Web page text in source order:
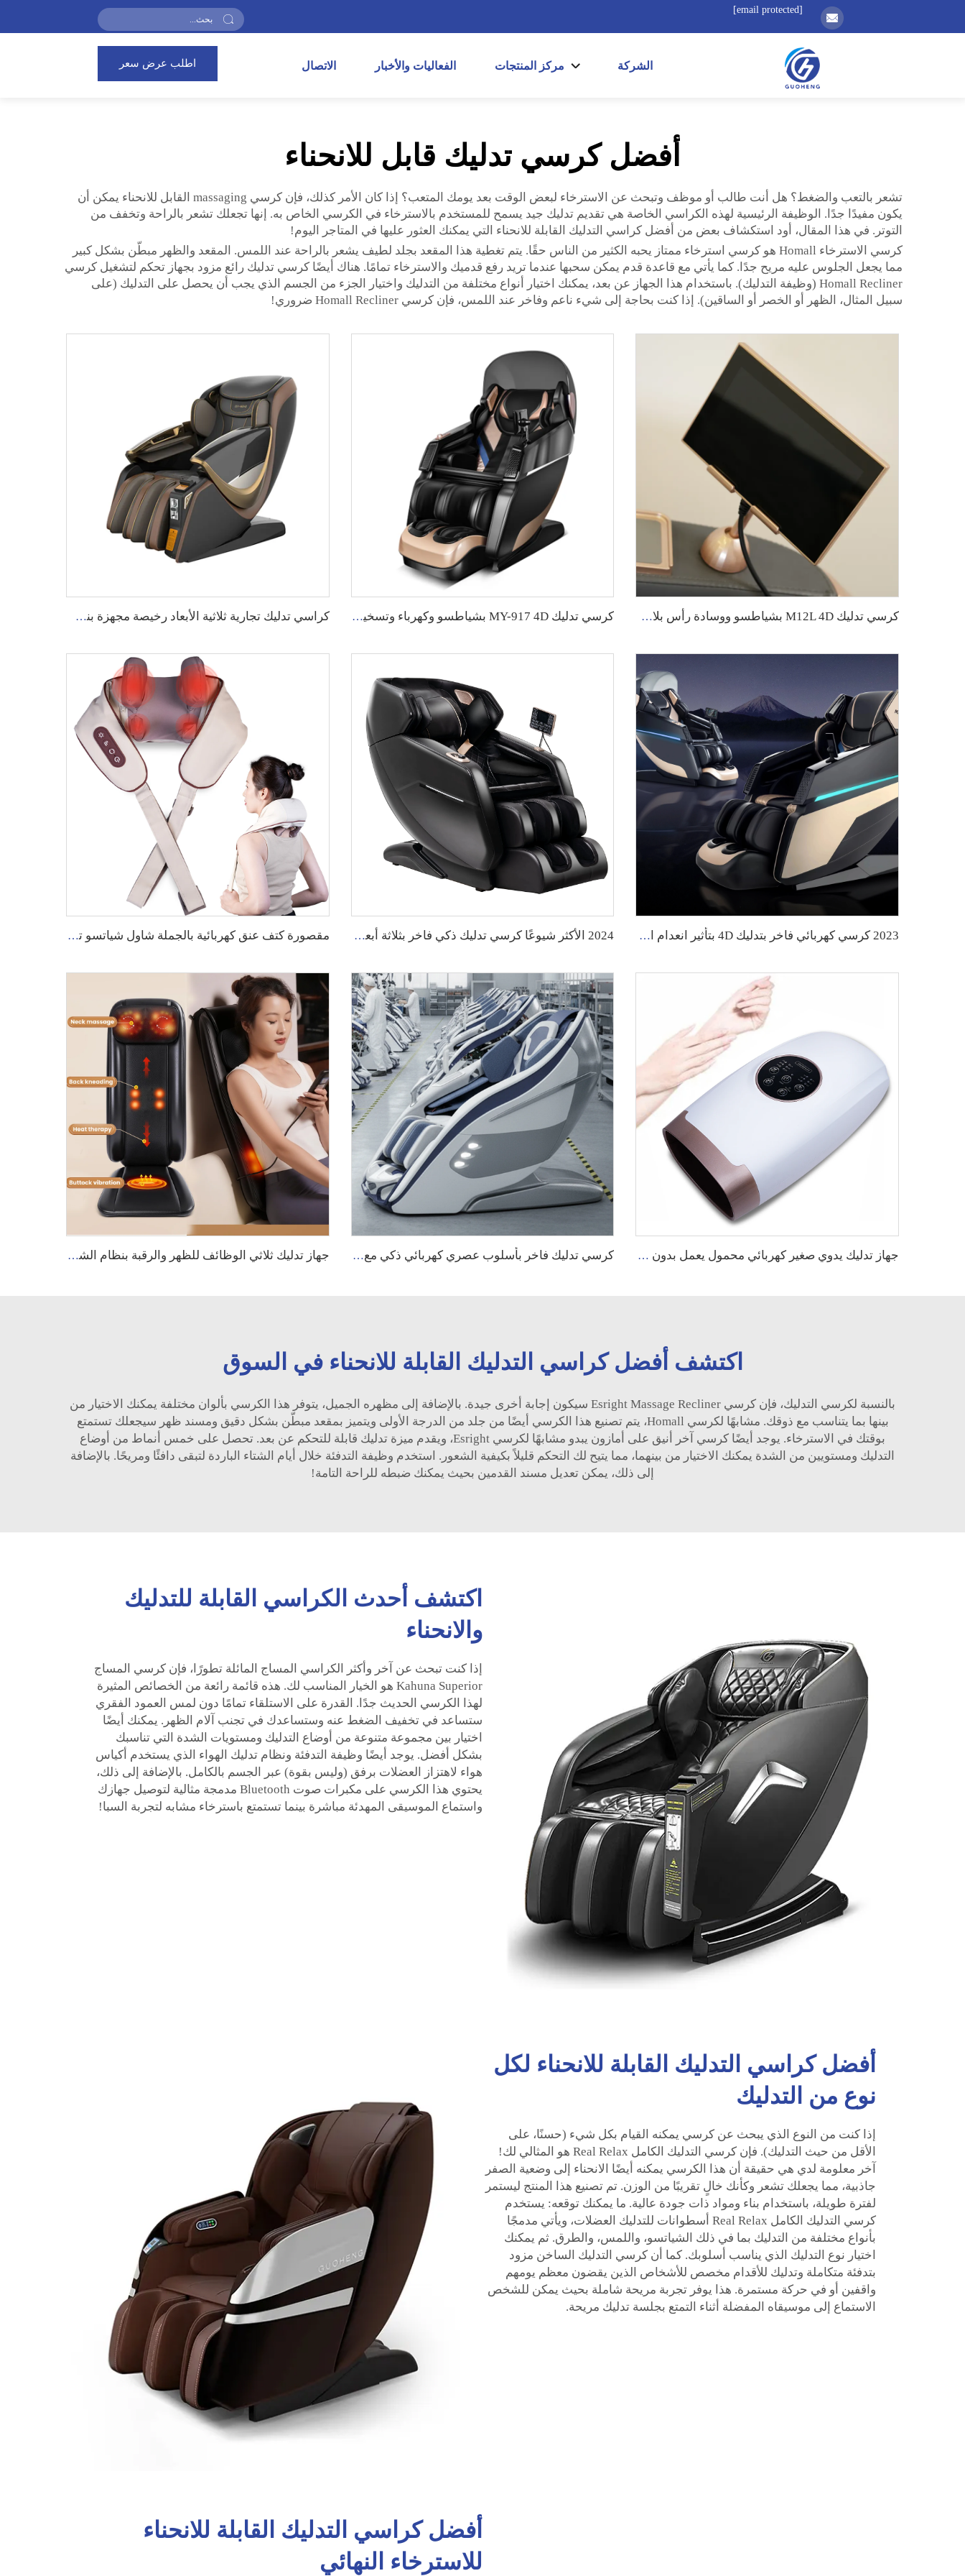
[email protected]
الشركة مركز المنتجات الفعاليات والأخبار الاتصال اطلب عرض سعر
أفضل كرسي تدليك قابل للانحناء
تشعر بالتعب والضغط؟ هل أنت طالب أو موظف وتبحث عن الاسترخاء لبعض الوقت بعد يومك المتعب؟ إذا كان الأمر كذلك، فإن كرسي massaging القابل للانحناء يمكن أن
يكون مفيدًا جدًا. الوظيفة الرئيسية لهذه الكراسي الخاصة هي تقديم تدليك جيد يسمح للمستخدم بالاسترخاء في الكرسي الخاص به. إنها تجعلك تشعر بالراحة وتخفف من
التوتر. في هذا المقال، أود استكشاف بعض من أفضل كراسي التدليك القابلة للانحناء التي يمكنك العثور عليها في المتاجر اليوم!
كرسي الاسترخاء Homall هو كرسي استرخاء ممتاز يحبه الكثير من الناس حقًا. يتم تغطية هذا المقعد بجلد لطيف يشعر بالراحة عند اللمس. المقعد والظهر مبطّن بشكل كبير
مما يجعل الجلوس عليه مريح جدًا. كما يأتي مع قاعدة قدم يمكن سحبها عندما تريد رفع قدميك والاسترخاء تمامًا. هناك أيضًا كرسي تدليك رائع مزود بجهاز تحكم لتشغيل كرسي
Homall Recliner (وظيفة التدليك). باستخدام هذا الجهاز عن بعد، يمكنك اختيار أنواع مختلفة من التدليك واختيار الجزء من الجسم الذي يجب أن يحصل على التدليك (على
سبيل المثال، الظهر أو الخصر أو الساقين). إذا كنت بحاجة إلى شيء ناعم وفاخر عند اللمس، فإن كرسي Homall Recliner ضروري!
كرسي تدليك M12L 4D بشياطسو ووسادة رأس بلاستيكية وجلد PVC كرسي تدليك MY-917 4D بشياطسو وكهرباء وتسخين وجاذبية صفرية كراسي تدليك تجارية ثلاثية الأبعاد رخيصة مجهزة بنظام إدارة خلفي عبر التطبيق، مع خيارات دفع قابلة للتخصيص، مناسبة للاستخدام في المطارات والمراكز التجارية.
2023 كرسي كهربائي فاخر بتدليك 4D بتأثير انعدام الجاذبية، كرسي تدليك كامل الجسم GUOHENG 2024 الأكثر شيوعًا كرسي تدليك ذكي فاخر بثلاثة أبعاد بوضع الجاذبية الصفرية وتقنية الضغط الهوائي والتدفئة والتدليك الشياتسو، مع تغطية كاملة للجسم مقصورة كتف عنق كهربائية بالجملة شاول شياتسو تدليك عميق تخفيف الآلام في الأنسجة العميقة
جهاز تدليك يدوي صغير كهربائي محمول يعمل بدون سلك وبسرعة 9 مستويات، مع ضغط هواء وتسخين لليد كرسي تدليك فاخر بأسلوب عصري كهربائي ذكي مع تسخين، تايلندي، يمدد الجسم، بنظام شياتسو، وزن خفيف (جرافيتا صفر)، مع مسح الجسم الكامل بتقنية ثلاثية وخماسية الأبعاد (3D 5D)، لعلاج آلام الظهر جهاز تدليك ثلاثي الوظائف للظهر والرقبة بنظام الشياتسو مع تدفئة مريحة، آلة تدليك
اكتشف أفضل كراسي التدليك القابلة للانحناء في السوق
بالنسبة لكرسي التدليك، فإن كرسي Esright Massage Recliner سيكون إجابة أخرى جيدة. بالإضافة إلى مظهره الجميل، يتوفر هذا الكرسي بألوان مختلفة يمكنك الاختيار من
بينها بما يتناسب مع ذوقك. مشابهًا لكرسي Homall، يتم تصنيع هذا الكرسي أيضًا من جلد من الدرجة الأولى ويتميز بمقعد مبطّن بشكل دقيق ومسند ظهر سيجعلك تستمتع
بوقتك في الاسترخاء. يوجد أيضًا كرسي آخر أنيق على أمازون يبدو مشابهًا لكرسي Esright، ويقدم ميزة تدليك قابلة للتحكم عن بعد. تحصل على خمس أنماط من أوضاع
التدليك ومستويين من الشدة يمكنك الاختيار من بينهما، مما يتيح لك التحكم قليلاً بكيفية الشعور. استخدم وظيفة التدفئة خلال أيام الشتاء الباردة لتبقى دافئًا ومريحًا. بالإضافة
إلى ذلك، يمكن تعديل مسند القدمين بحيث يمكنك ضبطه للراحة التامة!
اكتشف أحدث الكراسي القابلة للتدليك
والانحناء
إذا كنت تبحث عن آخر وأكثر الكراسي المساج المائلة تطورًا، فإن كرسي المساج
Kahuna Superior هو الخيار المناسب لك. هذه قائمة رائعة من الخصائص المثيرة
لهذا الكرسي الحديث جدًا. القدرة على الاستلقاء تمامًا دون لمس العمود الفقري
ستساعد في تخفيف الضغط عنه وستساعدك في تجنب آلام الظهر. يمكنك أيضًا
اختيار بين مجموعة متنوعة من أوضاع التدليك ومستويات الشدة التي تناسبك
بشكل أفضل. يوجد أيضًا وظيفة التدفئة ونظام تدليك الهواء الذي يستخدم أكياس
هواء لاهتزاز العضلات برفق (وليس بقوة) عبر الجسم بالكامل. بالإضافة إلى ذلك،
يحتوي هذا الكرسي على مكبرات صوت Bluetooth مدمجة مثالية لتوصيل جهازك
واستماع الموسيقى المهدئة مباشرة بينما تستمتع باسترخاء مشابه لتجربة السبا!
أفضل كراسي التدليك القابلة للانحناء لكل
نوع من التدليك
إذا كنت من النوع الذي يبحث عن كرسي يمكنه القيام بكل شيء (حسنًا، على
الأقل من حيث التدليك). فإن كرسي التدليك الكامل Real Relax هو المثالي لك!
آخر معلومة لدي هي حقيقة أن هذا الكرسي يمكنه أيضًا الانحناء إلى وضعية الصفر
جاذبية، مما يجعلك تشعر وكأنك خالٍ تقريبًا من الوزن. تم تصنيع هذا المنتج ليستمر
لفترة طويلة، باستخدام بناء ومواد ذات جودة عالية. ما يمكنك توقعه: يستخدم
كرسي التدليك الكامل Real Relax أسطوانات للتدليك العضلات، ويأتي مدمجًا
بأنواع مختلفة من التدليك بما في ذلك الشياتسو، واللمس، والطرق. ثم يمكنك
اختيار نوع التدليك الذي يناسب أسلوبك. كما أن كرسي التدليك الساخن مزود
بتدفئة متكاملة وتدليك للأقدام مخصص للأشخاص الذين يقضون معظم يومهم
واقفين أو في حركة مستمرة. هذا يوفر تجربة مريحة شاملة بحيث يمكن للشخص
الاستماع إلى موسيقاه المفضلة أثناء التمتع بجلسة تدليك مريحة.
أفضل كراسي التدليك القابلة للانحناء
للاسترخاء النهائي